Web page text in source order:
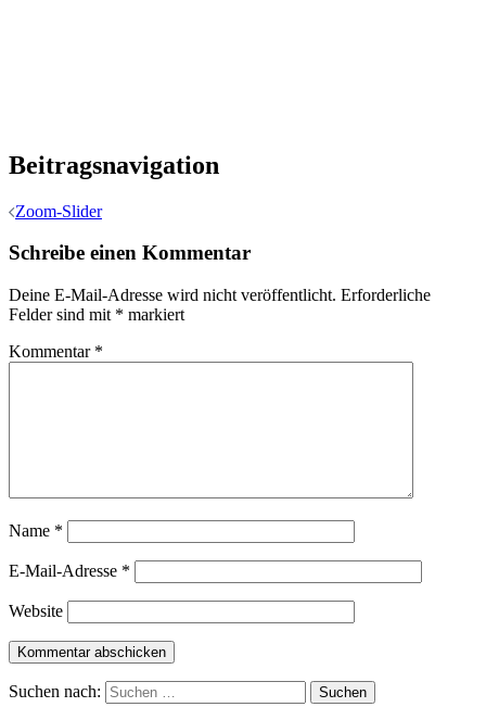
Beitragsnavigation
Zoom-Slider
Schreibe einen Kommentar
Deine E-Mail-Adresse wird nicht veröffentlicht. Erforderliche
Felder sind mit * markiert
Kommentar *
Name *
E-Mail-Adresse *
Website
Suchen nach: